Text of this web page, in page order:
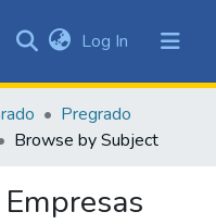
Log In (current)
Pregrado
Browse by Subject